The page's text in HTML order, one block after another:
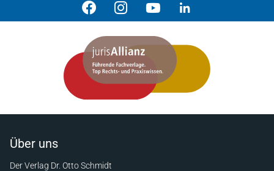
Über uns
Der Verlag Dr. Otto Schmidt